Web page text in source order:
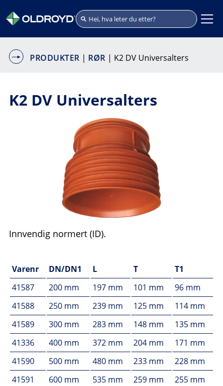
PRODUKTER | RØR | K2 DV Universalters
K2 DV Universalters
Innvendig normert (ID).
Varenr DN/DN1 L T
T1
41587
200 mm 197 mm 101 mm
96 mm
41588
250 mm 239 mm 125 mm
114 mm
41589
300 mm 283 mm 148 mm
135 mm
41336
400 mm 372 mm 204 mm
171 mm
41590
500 mm 480 mm 233 mm
228 mm
41591
600 mm 535 mm 259 mm 255 mm